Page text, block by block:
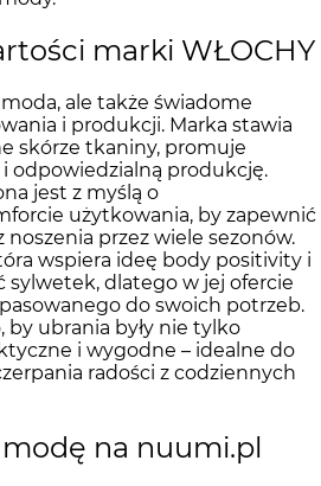
marki WŁOCHY
ale także świadome
i produkcji. Marka stawia
skórze tkaniny, promuje
odpowiedzialną produkcję.
jest z myślą o
użytkowania, by zapewnić
przez wiele sezonów.
wspiera ideę body positivity i
sylwetek, dlatego w jej ofercie
do swoich potrzeb.
by ubrania były nie tylko
i wygodne – idealne do
radości z codziennych
na nuumi.pl